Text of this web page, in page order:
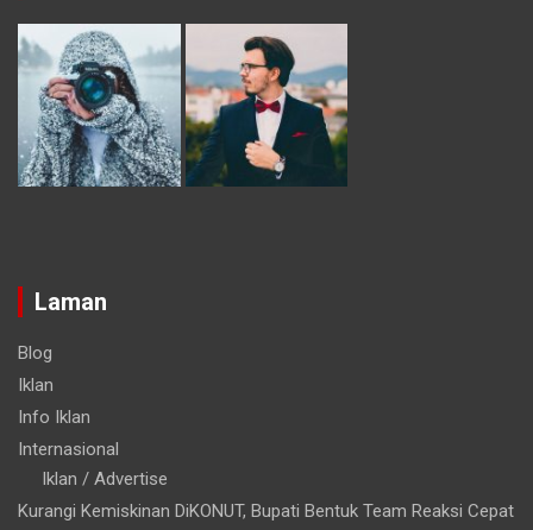
Laman
Blog
Iklan
Info Iklan
Internasional
Iklan / Advertise
Kurangi Kemiskinan DiKONUT, Bupati Bentuk Team Reaksi Cepat